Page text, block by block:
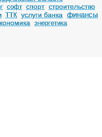
софт спорт строительство
ТТК услуги банка финансы
энергетика